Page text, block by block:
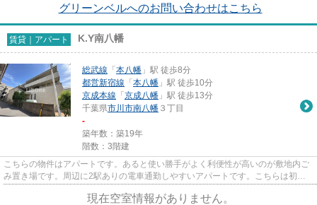
グリーンベルへのお問い合わせはこちら
賃貸｜アパート K.Y南八幡
総武線 「 本八幡 」駅 徒歩8分
都営新宿線 「 本八幡 」駅 徒歩10分
京成本線 「 京成八幡 」駅 徒歩13分
千葉県市川市南八幡 ３丁目
-
築年数：築19年
階数：3階建
こちらの物件はアパートです。あると使い勝手がよく利便性が高いのが敷地内ご
み置き場です。周辺に2駅ありの電車通勤しやすいアパートです。こちらは初期
現在空室情報がありません。